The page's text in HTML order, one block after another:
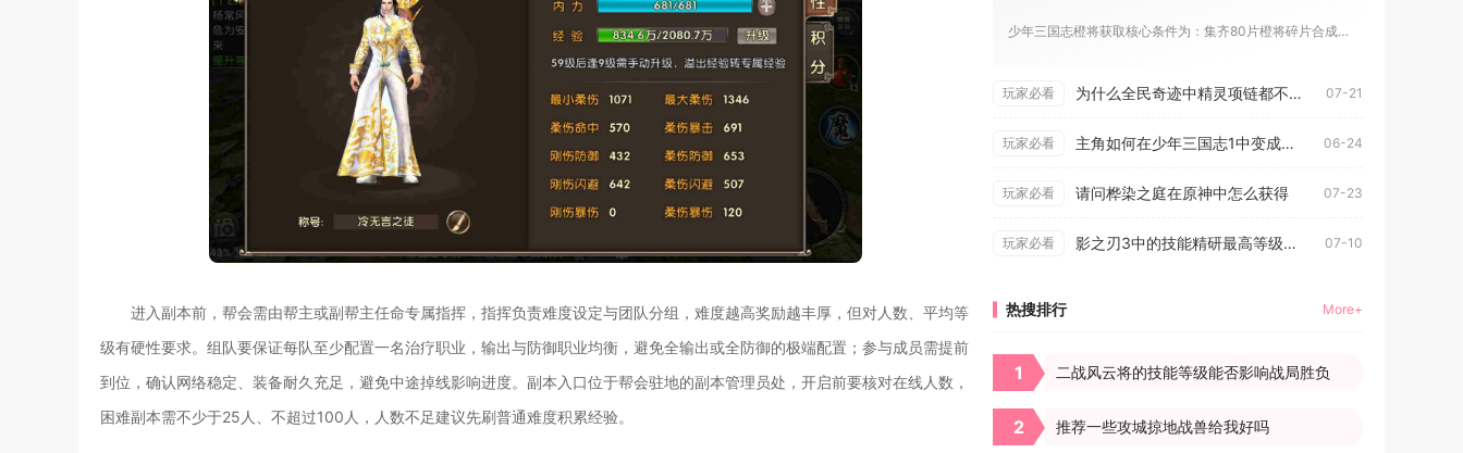
进入副本前，帮会需由帮主或副帮主任命专属指挥，指挥负责难度设定与团队分组，难度越高奖励越丰厚，但对人数、平均等
级有硬性要求。组队要保证每队至少配置一名治疗职业，输出与防御职业均衡，避免全输出或全防御的极端配置；参与成员需提前
到位，确认网络稳定、装备耐久充足，避免中途掉线影响进度。副本入口位于帮会驻地的副本管理员处，开启前要核对在线人数，
困难副本需不少于25人、不超过100人，人数不足建议先刷普通难度积累经验。
少年三国志橙将获取核心条件为：集齐80片橙将碎片合成，或通过...
玩家必看 为什么全民奇迹中精灵项链都不见了 07-21
玩家必看 主角如何在少年三国志1中变成了玄金 06-24
玩家必看 请问桦染之庭在原神中怎么获得 07-23
玩家必看 影之刃3中的技能精研最高等级能达到几级 07-10
热搜排行 More+
1 二战风云将的技能等级能否影响战局胜负
2 推荐一些攻城掠地战兽给我好吗